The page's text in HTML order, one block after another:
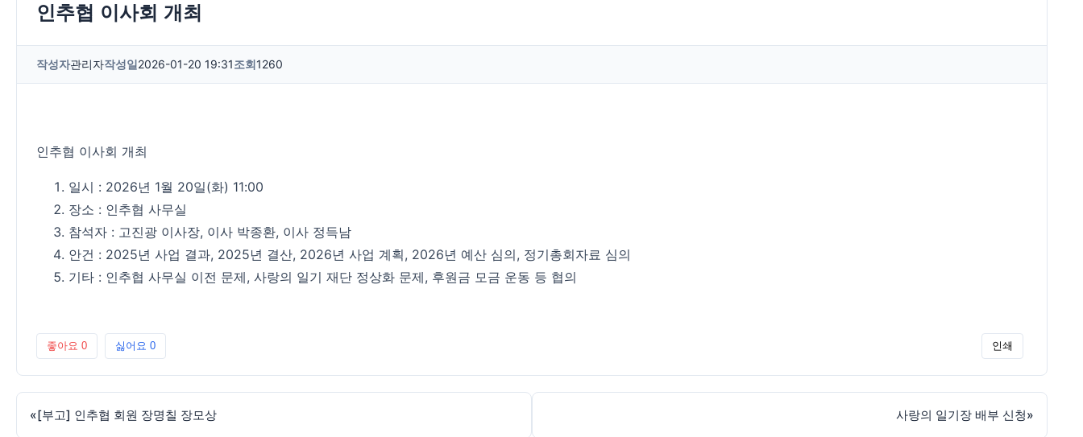
인추협 이사회 개최
작성자관리자작성일2026-01-20 19:31조회1260
인추협 이사회 개최
일시 : 2026년 1월 20일(화) 11:00
장소 : 인추협 사무실
참석자 : 고진광 이사장, 이사 박종환, 이사 정득남
안건 : 2025년 사업 결과, 2025년 결산, 2026년 사업 계획, 2026년 예산 심의, 정기총회자료 심의
기타 : 인추협 사무실 이전 문제, 사랑의 일기 재단 정상화 문제, 후원금 모금 운동 등 협의
좋아요 0 싫어요 0 인쇄
«[부고] 인추협 회원 장명칠 장모상 사랑의 일기장 배부 신청»